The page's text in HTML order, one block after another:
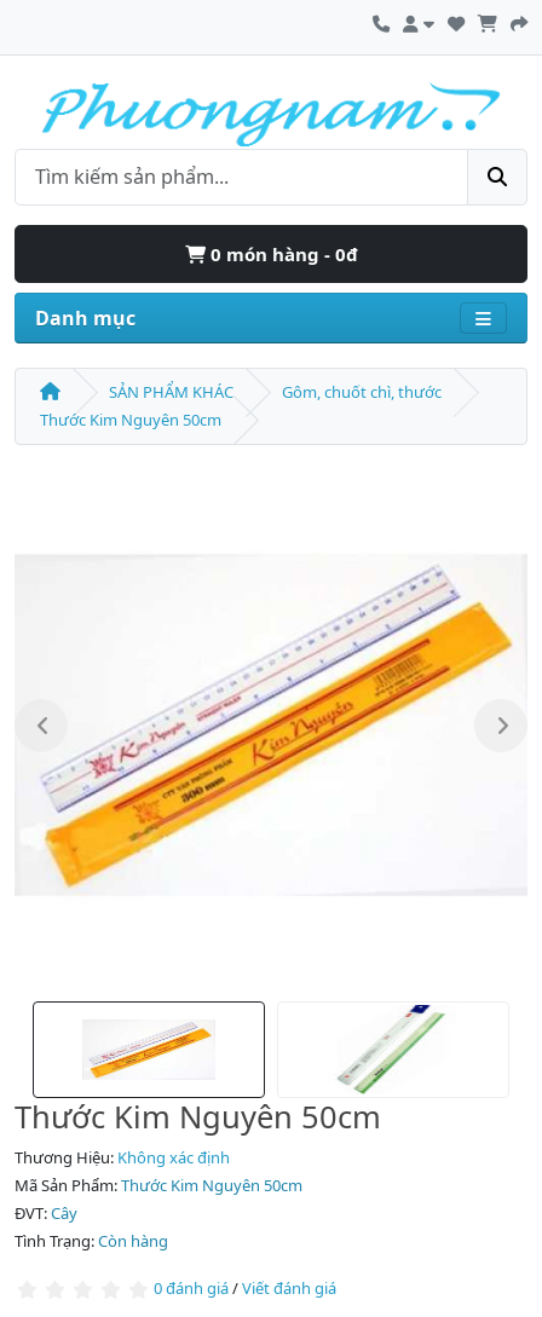
0 món hàng - 0đ
Danh mục
SẢN PHẨM KHÁC
Gôm, chuốt chì, thước
Thước Kim Nguyên 50cm
Thước Kim Nguyên 50cm
Thương Hiệu: Không xác định
Mã Sản Phẩm:Thước Kim Nguyên 50cm
ĐVT:Cây
Tình Trạng:Còn hàng
0 đánh giá/Viết đánh giá